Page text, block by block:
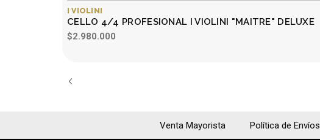
I VIOLINI
CELLO 4/4 PROFESIONAL I VIOLINI "MAITRE" DELUXE
$2.980.000
Venta Mayorista Política de Envíos